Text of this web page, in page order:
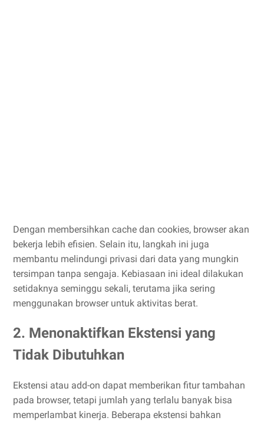
Dengan membersihkan cache dan cookies, browser akan
bekerja lebih efisien. Selain itu, langkah ini juga
membantu melindungi privasi dari data yang mungkin
tersimpan tanpa sengaja. Kebiasaan ini ideal dilakukan
setidaknya seminggu sekali, terutama jika sering
menggunakan browser untuk aktivitas berat.
2. Menonaktifkan Ekstensi yang
Tidak Dibutuhkan
Ekstensi atau add-on dapat memberikan fitur tambahan
pada browser, tetapi jumlah yang terlalu banyak bisa
memperlambat kinerja. Beberapa ekstensi bahkan